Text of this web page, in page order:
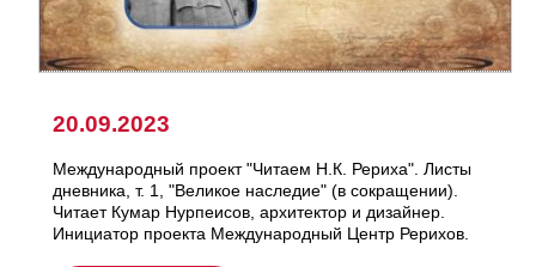
20.09.2023
Международный проект "Читаем Н.К. Рериха". Листы
дневника, т. 1, "Великое наследие" (в сокращении).
Читает Кумар Нурпеисов, архитектор и дизайнер.
Инициатор проекта Международный Центр Рерихов.